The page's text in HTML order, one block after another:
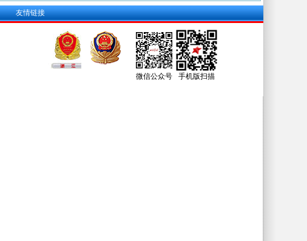
友情链接
微信公众号 手机版扫描